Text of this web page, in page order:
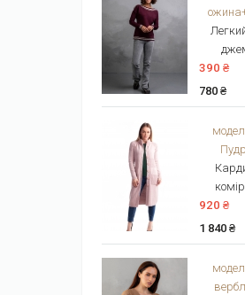
390 ₴
780 ₴
920 ₴
1 840 ₴